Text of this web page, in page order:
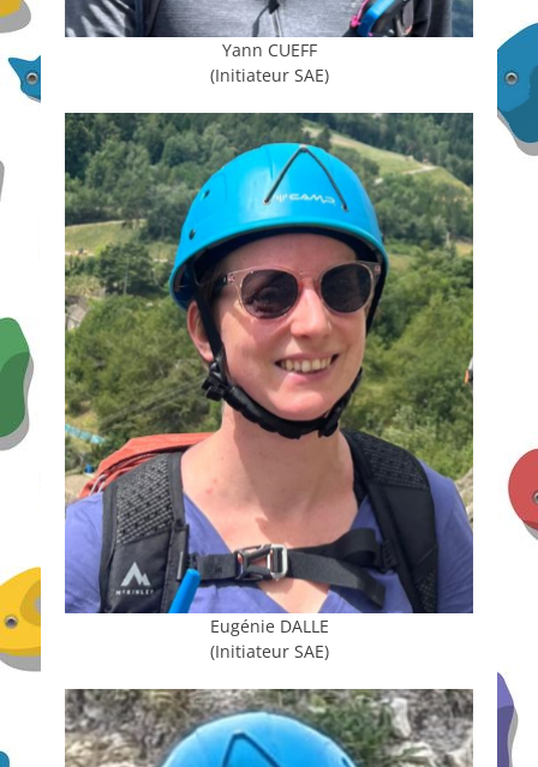
Yann CUEFF
(Initiateur SAE)
Eugénie DALLE
(Initiateur SAE)